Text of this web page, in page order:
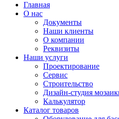
Главная
О нас
Документы
Наши клиенты
О компании
Реквизиты
Наши услуги
Проектирование
Сервис
Строительство
Дизайн-студия
Калькулятор
Каталог товаров